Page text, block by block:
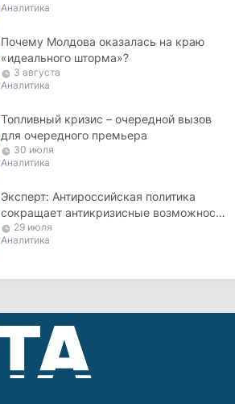
Аналитика
Почему Молдова оказалась на краю
«идеального шторма»?
3 августа
Аналитика
Топливный кризис – очередной вызов
для очередного премьера
30 июля
Аналитика
Эксперт: Антироссийская политика
сокращает антикризисные возможности
Молдовы
29 июля
Аналитика